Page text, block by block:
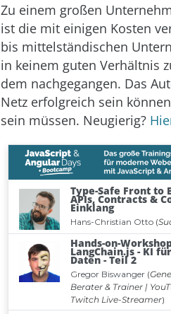
Zu einem großen
ist die mit einigen Kosten
bis mittelständischen
in keinem guten Verhältnis
dem nachgegangen. Das
Netz erfolgreich sein
sein müssen. Neugierig?